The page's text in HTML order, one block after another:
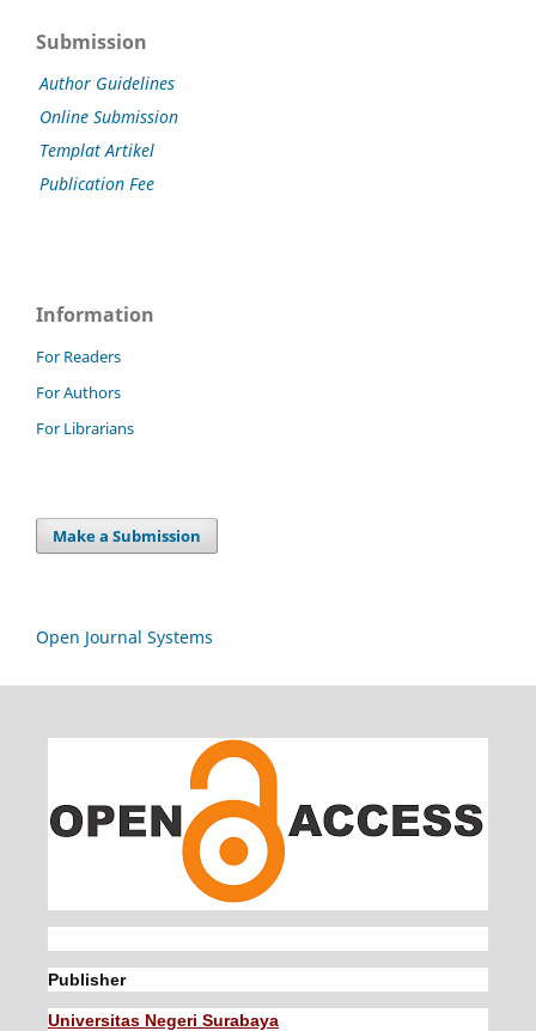
Submission
Author Guidelines
Online Submission
Templat Artikel
Publication Fee
Information
For Readers
For Authors
For Librarians
Make a Submission
Open Journal Systems
Publisher
Universitas Negeri Surabaya